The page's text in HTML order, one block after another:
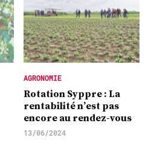
AGRONOMIE
Rotation Syppre : La
rentabilité n’est pas
encore au rendez-vous
13/06/2024